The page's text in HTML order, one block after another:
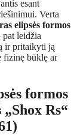
esant
Verta
elipsės formos
pat leidžia
ir pritaikyti ją
fizinę būklę ar
formos
Rs“